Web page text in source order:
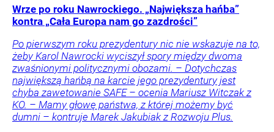
Wrze po roku Nawrockiego. „Największa hańba”
kontra „Cała Europa nam go zazdrości”
Po pierwszym roku prezydentury nic nie wskazuje na to,
żeby Karol Nawrocki wyciszył spory między dwoma
zwaśnionymi politycznymi obozami. – Dotychczas
największą hańbą na karcie jego prezydentury jest
chyba zawetowanie SAFE – ocenia Mariusz Witczak z
KO. – Mamy głowę państwa, z której możemy być
dumni – kontruje Marek Jakubiak z Rozwoju Plus.